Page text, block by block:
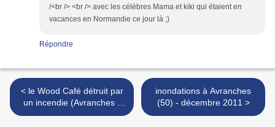
/<br /> <br /> avec les célèbres Mama et kiki qui étaient en
vacances en Normandie ce jour là ;)
Répondre
< le Wood Café détruit par
un incendie (Avranches -
A84)
inondations à Avranches
(50) - décembre 2011 >